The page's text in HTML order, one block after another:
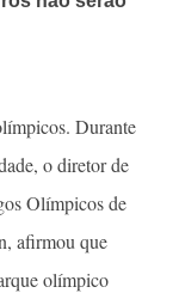
Durante
o diretor de
Olímpicos de
afirmou que
olímpico